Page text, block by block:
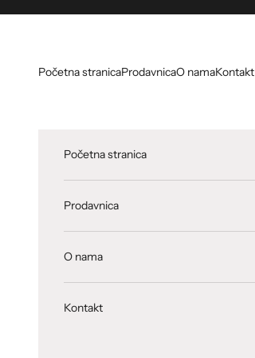
Početna stranicaProdavnicaO namaKontakt
Početna stranica
Prodavnica
O nama
Kontakt